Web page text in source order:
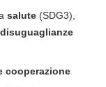
salute (SDG3),
cooperazione